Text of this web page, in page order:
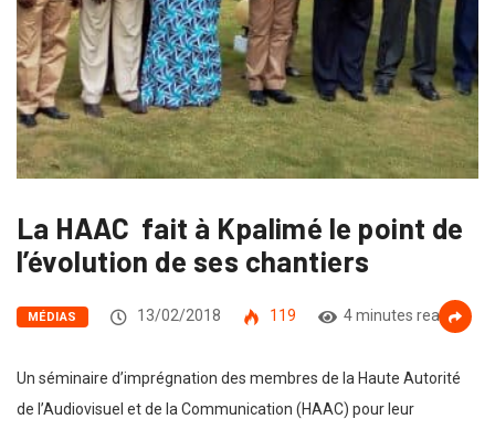
La HAAC fait à Kpalimé le point de
l’évolution de ses chantiers
MÉDIAS 13/02/2018 119 4 minutes read
Un séminaire d’imprégnation des membres de la Haute Autorité
de l’Audiovisuel et de la Communication (HAAC) pour leur